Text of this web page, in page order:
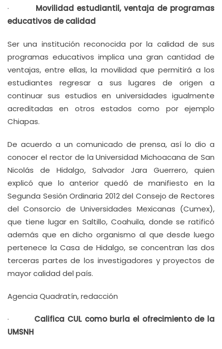
· Movilidad estudiantil, ventaja de programas
educativos de calidad
Ser una institución reconocida por la calidad de sus
programas educativos implica una gran cantidad de
ventajas, entre ellas, la movilidad que permitirá a los
estudiantes regresar a sus lugares de origen a
continuar sus estudios en universidades igualmente
acreditadas en otros estados como por ejemplo
Chiapas.
De acuerdo a un comunicado de prensa, así lo dio a
conocer el rector de la Universidad Michoacana de San
Nicolás de Hidalgo, Salvador Jara Guerrero, quien
explicó que lo anterior quedó de manifiesto en la
Segunda Sesión Ordinaria 2012 del Consejo de Rectores
del Consorcio de Universidades Mexicanas (Cumex),
que tiene lugar en Saltillo, Coahuila, donde se ratificó
además que en dicho organismo al que desde luego
pertenece la Casa de Hidalgo, se concentran las dos
terceras partes de los investigadores y proyectos de
mayor calidad del país.
Agencia Quadratín, redacción
· Califica CUL como burla el ofrecimiento de la
UMSNH